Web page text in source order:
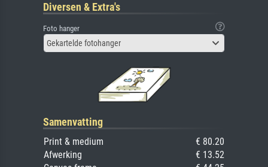
Diversen & Extra's
Foto hanger
Gekartelde fotohanger
Samenvatting
Print & medium
€ 80.20
Afwerking
€ 13.52